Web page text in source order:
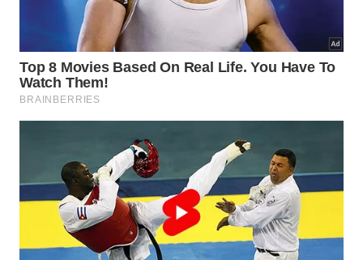
Faça a limpeza apenas passando suavemente um
pano úmido por toda a extensão das dobras da